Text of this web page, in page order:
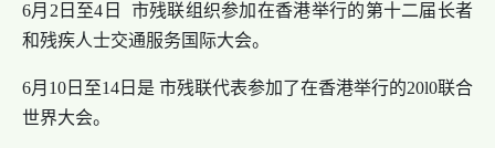
6月2日至4日 市残联组织参加在香港举行的第十二届长者
和残疾人士交通服务国际大会。
6月10日至14日是 市残联代表参加了在香港举行的20l0联合
世界大会。